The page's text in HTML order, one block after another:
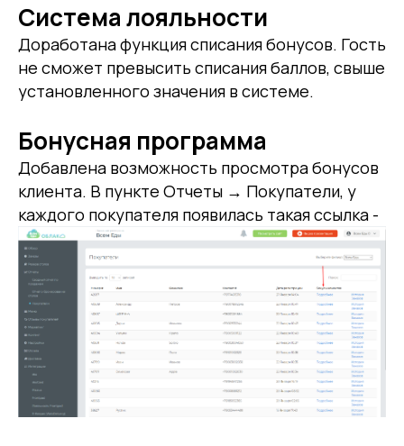
Система лояльности
Доработана функция списания бонусов. Гость
не сможет превысить списания баллов, свыше
установленного значения в системе.
Бонусная программа
Добавлена возможность просмотра бонусов
клиента. В пункте Отчеты → Покупатели, у
каждого покупателя появилась такая ссылка -